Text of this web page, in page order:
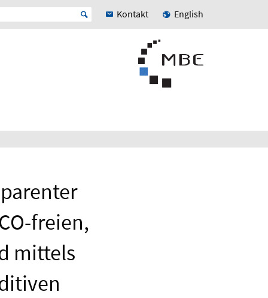
Kontakt English
freien,
mittels